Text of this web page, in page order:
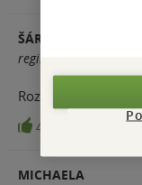
ŠÁRKA PETZNÁ
registrovaný uživatel
Rozhodně nejlepší
49
MICHAELA